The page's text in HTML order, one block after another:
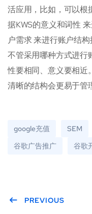
活应用，比如，可以根
据KWS的意义和词性
户需求 来进行账户结构
不管采用哪种方式进行
性要相同、意义要相近。
清晰的结构会更易于管
google充值 SEM
谷歌广告推广
谷歌
PREVIOUS